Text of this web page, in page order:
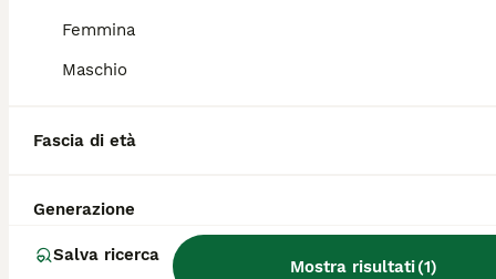
Femmina
Maschio
Fascia di età
Generazione
Salva ricerca
Mostra risultati(1)
Quali sono i difetti del
sono?